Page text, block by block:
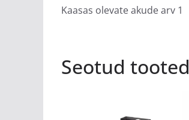
Kaasas olevate akude arv 1
Seotud tooted